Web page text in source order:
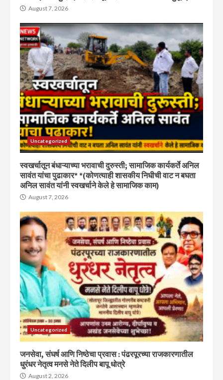
August 7, 2026
Uncategorized
स्वखर्चातून बंधाऱ्याच्या भरावाची दुरुस्ती; सामाजिक कार्यकर्ते अनिल
सावंत यांचा पुढाकार* *(कोणत्याही शासकीय निधीची वाट न बघता
अनिल सावंत यांनी स्वखर्चाने केले हे सामाजिक काम)
August 7, 2026
Uncategorized
जनसेवा, संघर्ष आणि निष्ठेचा प्रवास : पंढरपूरच्या राजकारणातील
धुरंधर नेतृत्व मनसे नेते दिलीप बापू धोत्रे
August 2, 2026